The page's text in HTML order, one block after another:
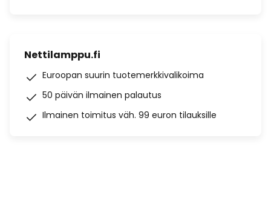
Nettilamppu.fi
Euroopan suurin tuotemerkkivalikoima
50 päivän ilmainen palautus
Ilmainen toimitus väh. 99 euron tilauksille